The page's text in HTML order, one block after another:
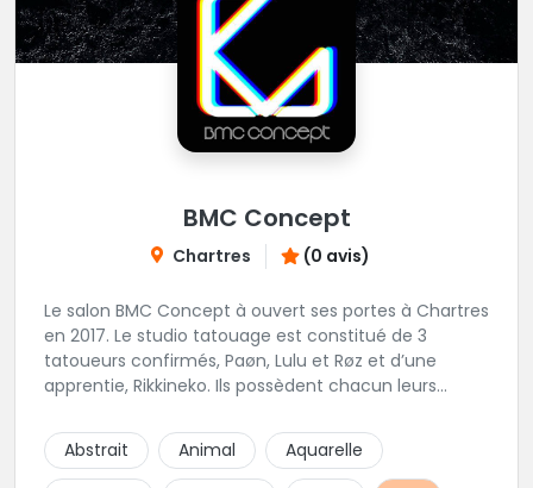
BMC Concept
Chartres (0 avis)
Le salon BMC Concept à ouvert ses portes à Chartres
en 2017. Le studio tatouage est constitué de 3
tatoueurs confirmés, Paøn, Lulu et Røz et d’une
apprentie, Rikkineko. Ils possèdent chacun leurs
souhaitant se faire tatouer de pouvoir construire un
projet entièrement personnalisé. Une pierceuse est
Abstrait Animal
Aquarelle